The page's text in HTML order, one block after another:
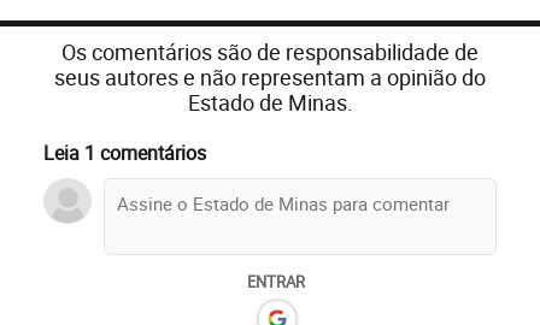
Os comentários são de responsabilidade de
seus autores e não representam a opinião do
Estado de Minas.
Leia 1 comentários
ENTRAR